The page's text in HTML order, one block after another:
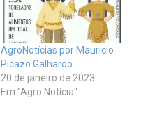
AgroNotícias por Mauricio
Picazo Galhardo
20 de janeiro de 2023
Em "Agro Notícia"